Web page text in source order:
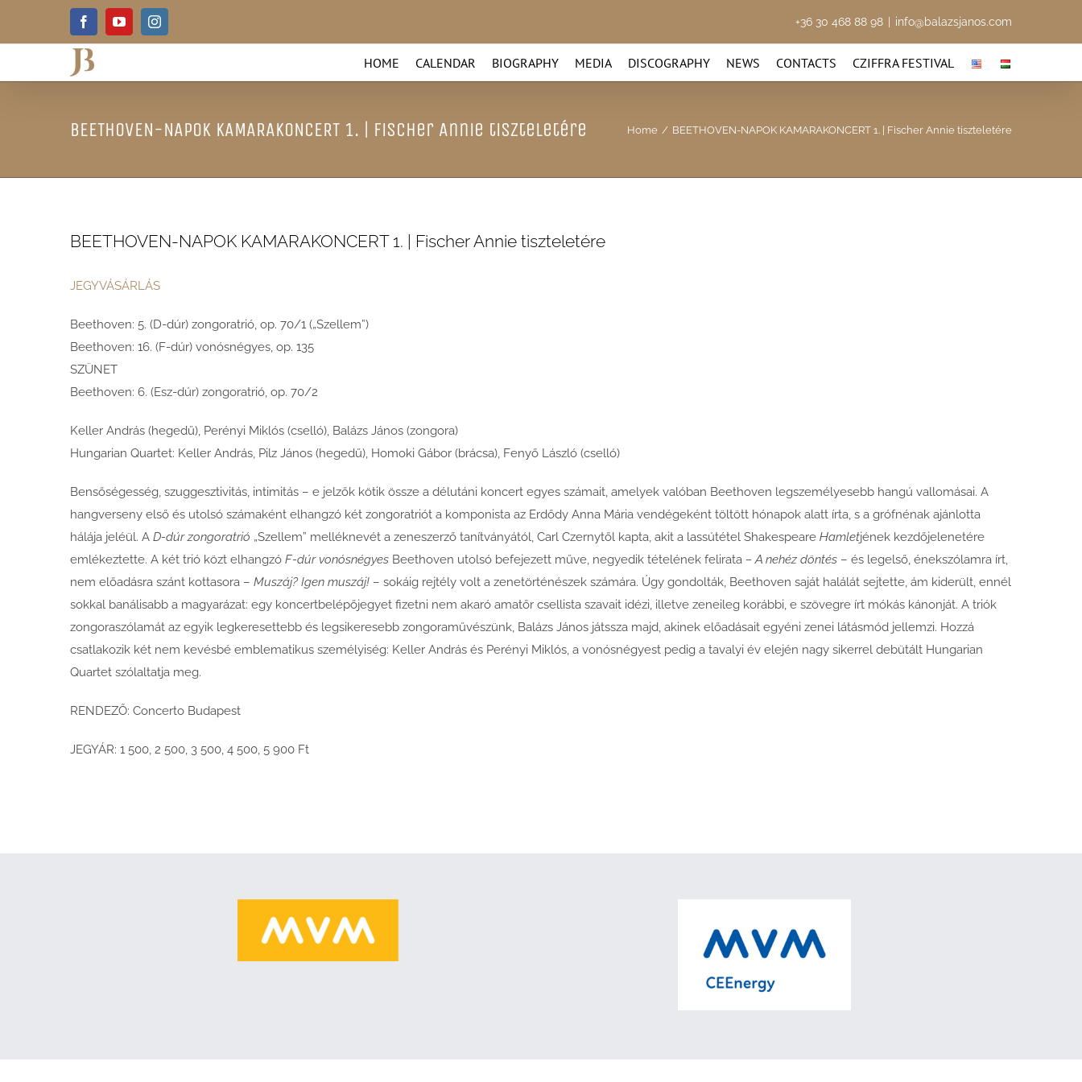
FacebookYouTubeInstagram +36 30 468 88 98 info@balazsjanos.com
HOME CALENDAR BIOGRAPHY MEDIA DISCOGRAPHY NEWS CONTACTS CZIFFRA FESTIVAL
BEETHOVEN-NAPOK KAMARAKONCERT 1. | Fischer Annie tiszteletére Home / BEETHOVEN-NAPOK KAMARAKONCERT 1. | Fischer Annie tiszteletére
BEETHOVEN-NAPOK KAMARAKONCERT 1. | Fischer Annie tiszteletére
JEGYVÁSÁRLÁS
Beethoven: 5. (D-dúr) zongoratrió, op. 70/1 („Szellem”)
Beethoven: 16. (F-dúr) vonósnégyes, op. 135
SZÜNET
Beethoven: 6. (Esz-dúr) zongoratrió, op. 70/2
Keller András (hegedű), Perényi Miklós (cselló), Balázs János (zongora)
Hungarian Quartet: Keller András, Pilz János (hegedű), Homoki Gábor (brácsa), Fenyő László (cselló)
Bensőségesség, szuggesztivitás, intimitás – e jelzők kötik össze a délutáni koncert egyes számait, amelyek valóban Beethoven legszemélyesebb hangú vallomásai. A
hangverseny első és utolsó számaként elhangzó két zongoratriót a komponista az Erdődy Anna Mária vendégeként töltött hónapok alatt írta, s a grófnénak ajánlotta
hálája jeléül. A D-dúr zongoratrió „Szellem” melléknevét a zeneszerző tanítványától, Carl Czernytől kapta, akit a lassútétel Shakespeare Hamletjének kezdőjelenetére
emlékeztette. A két trió közt elhangzó F-dúr vonósnégyes Beethoven utolsó befejezett műve, negyedik tételének felirata – A nehéz döntés – és legelső, énekszólamra írt,
nem előadásra szánt kottasora – Muszáj? Igen muszáj! – sokáig rejtély volt a zenetörténészek számára. Úgy gondolták, Beethoven saját halálát sejtette, ám kiderült, ennél
sokkal banálisabb a magyarázat: egy koncertbelépőjegyet fizetni nem akaró amatőr csellista szavait idézi, illetve zeneileg korábbi, e szövegre írt mókás kánonját. A triók
zongoraszólamát az egyik legkeresettebb és legsikeresebb zongoraművészünk, Balázs János játssza majd, akinek előadásait egyéni zenei látásmód jellemzi. Hozzá
csatlakozik két nem kevésbé emblematikus személyiség: Keller András és Perényi Miklós, a vonósnégyest pedig a tavalyi év elején nagy sikerrel debütált Hungarian
Quartet szólaltatja meg.
RENDEZŐ: Concerto Budapest
JEGYÁR: 1 500, 2 500, 3 500, 4 500, 5 900 Ft